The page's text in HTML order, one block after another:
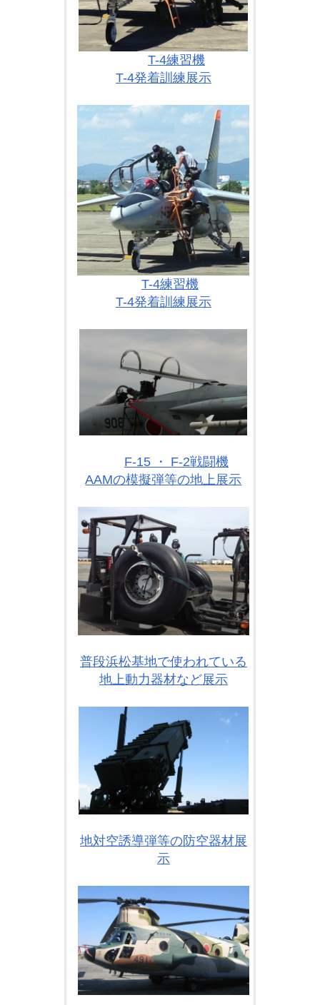
T-4練習機
T-4発着訓練展示
T-4練習機
T-4発着訓練展示
F-15 ・ F-2戦闘機
AAMの模擬弾等の地上展示
普段浜松基地で使われている
地上動力器材など展示
地対空誘導弾等の防空器材展
示